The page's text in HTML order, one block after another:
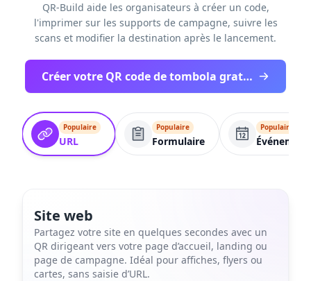
QR-Build aide les organisateurs à créer un code,
l'imprimer sur les supports de campagne, suivre les
scans et modifier la destination après le lancement.
Créer votre QR code de tombola gratuitement
Populaire
URL
Populaire
Formulaire
Populaire
Événement
Site web
Partagez votre site en quelques secondes avec un
QR dirigeant vers votre page d’accueil, landing ou
page de campagne. Idéal pour affiches, flyers ou
cartes, sans saisie d’URL.